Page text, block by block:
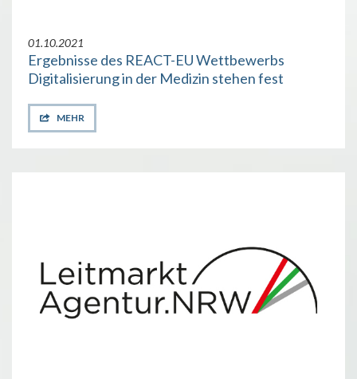
01.10.2021
Ergebnisse des REACT-EU Wettbewerbs
Digitalisierung in der Medizin stehen fest
MEHR